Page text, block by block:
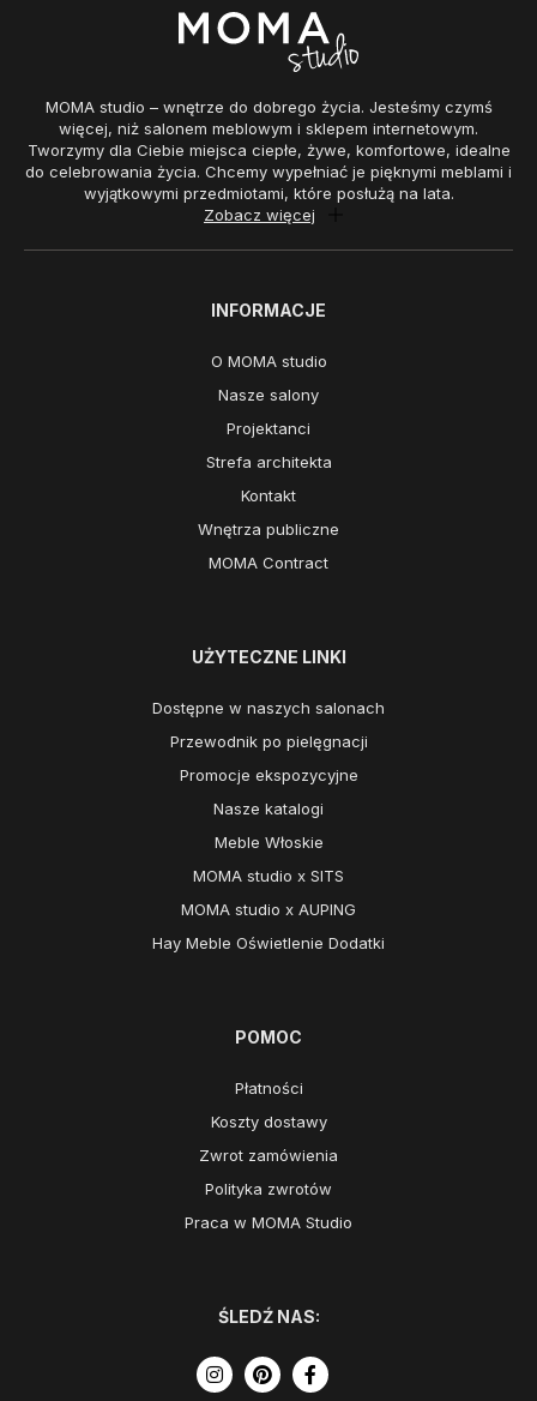
MOMA studio – wnętrze do dobrego życia. Jesteśmy czymś
więcej, niż salonem meblowym i sklepem internetowym.
Tworzymy dla Ciebie miejsca ciepłe, żywe, komfortowe, idealne
do celebrowania życia. Chcemy wypełniać je pięknymi meblami i
wyjątkowymi przedmiotami, które posłużą na lata.
Zobacz więcej
INFORMACJE
O MOMA studio
Nasze salony
Projektanci
Strefa architekta
Kontakt
Wnętrza publiczne
MOMA Contract
UŻYTECZNE LINKI
Dostępne w naszych salonach
Przewodnik po pielęgnacji
Promocje ekspozycyjne
Nasze katalogi
Meble Włoskie
MOMA studio x SITS
MOMA studio x AUPING
Hay Meble Oświetlenie Dodatki
POMOC
Płatności
Koszty dostawy
Zwrot zamówienia
Polityka zwrotów
Praca w MOMA Studio
ŚLEDŹ NAS: